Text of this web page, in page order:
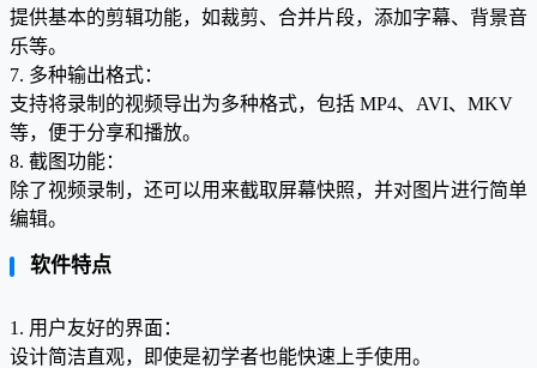
提供基本的剪辑功能，如裁剪、合并片段，添加字幕、背景音
乐等。
7. 多种输出格式：
支持将录制的视频导出为多种格式，包括 MP4、AVI、MKV
等，便于分享和播放。
8. 截图功能：
除了视频录制，还可以用来截取屏幕快照，并对图片进行简单
编辑。
软件特点
1. 用户友好的界面：
设计简洁直观，即使是初学者也能快速上手使用。